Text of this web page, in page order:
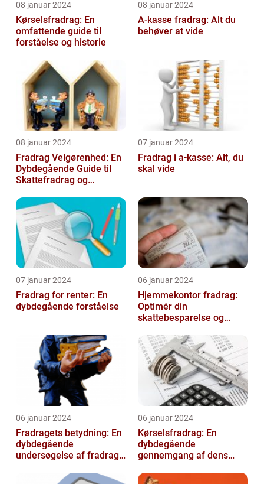
08 januar 2024
Kørselsfradrag: En
omfattende guide til
forståelse og historie
08 januar 2024
A-kasse fradrag: Alt du
behøver at vide
08 januar 2024
Fradrag Velgørenhed: En
Dybdegående Guide til
Skattefradrag og
07 januar 2024
Fradrag i a-kasse: Alt, du
skal vide
07 januar 2024
Fradrag for renter: En
dybdegående forståelse
06 januar 2024
Hjemmekontor fradrag:
Optimér din
skattebesparelse og
06 januar 2024
Fradragets betydning: En
dybdegående
undersøgelse af fradrag
06 januar 2024
Kørselsfradrag: En
dybdegående
gennemgang af dens
over tid